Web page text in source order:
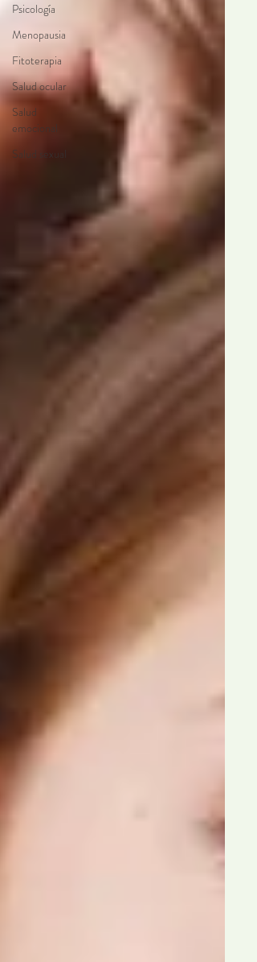
Psicología
Menopausia
Fitoterapia
Salud ocular
Salud
emocional
Salud sexual